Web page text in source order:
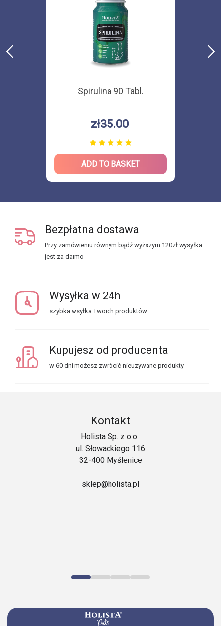
Spirulina 90 Tabl.
zł35.00
ADD TO BASKET
Bezpłatna dostawa
Przy zamówieniu równym bądź wyższym 120zł wysyłka
jest za darmo
Wysyłka w 24h
szybka wsyłka Twoich produktów
Kupujesz od producenta
w 60 dni możesz zwrócić nieuzywane produkty
Kontakt
Holista Sp. z o.o.
ul. Słowackiego 116
32-400 Myślenice
sklep@holista.pl